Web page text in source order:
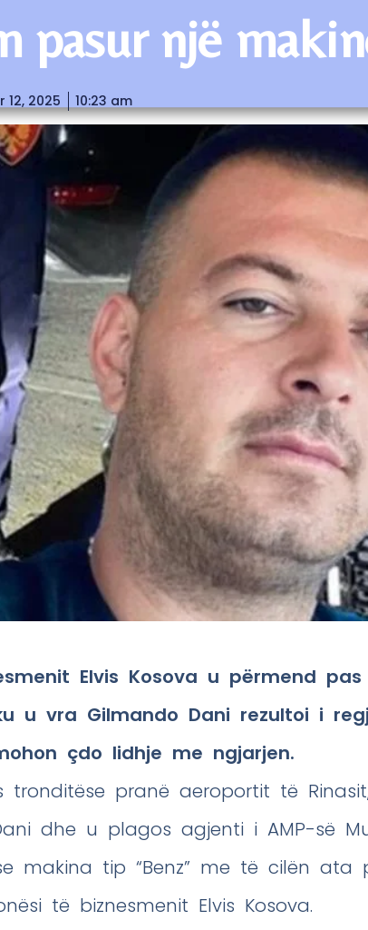
pasur një
12, 2025 10:23 am
Elvis Kosova u përmend
u vra Gilmando Dani rezultoi i
çdo lidhje me ngjarjen.
tronditëse pranë aeroportit të
dhe u plagos agjenti i AMP-së
makina tip “Benz” me të cilën
të biznesmenit Elvis Kosova.